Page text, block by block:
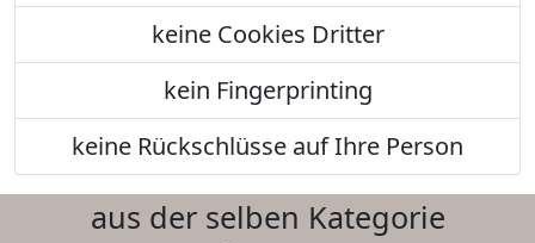
keine Cookies Dritter
kein Fingerprinting
keine Rückschlüsse auf Ihre Person
aus der selben Kategorie